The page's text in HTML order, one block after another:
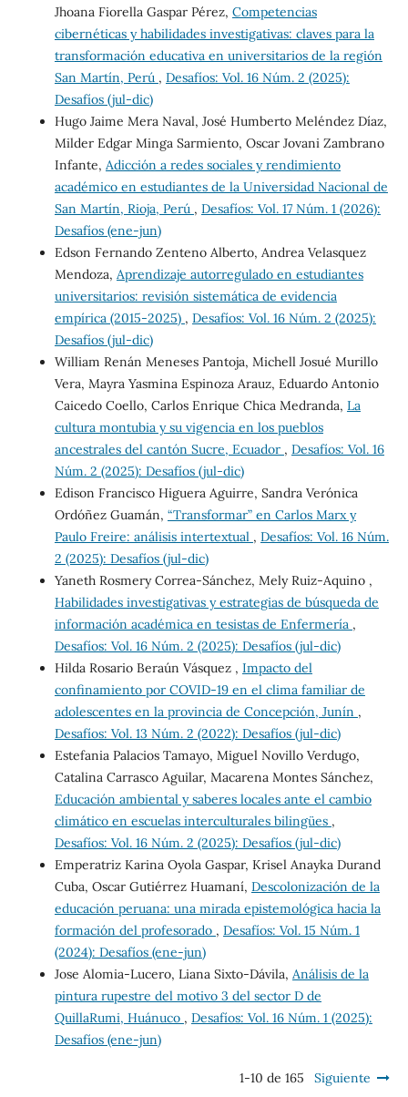
Jhoana Fiorella Gaspar Pérez, Competencias
cibernéticas y habilidades investigativas: claves para la
transformación educativa en universitarios de la región
San Martín, Perú , Desafíos: Vol. 16 Núm. 2 (2025):
Desafíos (jul-dic)
Hugo Jaime Mera Naval, José Humberto Meléndez Díaz,
Milder Edgar Minga Sarmiento, Oscar Jovani Zambrano
Infante, Adicción a redes sociales y rendimiento
académico en estudiantes de la Universidad Nacional de
San Martín, Rioja, Perú , Desafíos: Vol. 17 Núm. 1 (2026):
Desafíos (ene-jun)
Edson Fernando Zenteno Alberto, Andrea Velasquez
Mendoza, Aprendizaje autorregulado en estudiantes
universitarios: revisión sistemática de evidencia
empírica (2015-2025) , Desafíos: Vol. 16 Núm. 2 (2025):
Desafíos (jul-dic)
William Renán Meneses Pantoja, Michell Josué Murillo
Vera, Mayra Yasmina Espinoza Arauz, Eduardo Antonio
Caicedo Coello, Carlos Enrique Chica Medranda, La
cultura montubia y su vigencia en los pueblos
ancestrales del cantón Sucre, Ecuador , Desafíos: Vol. 16
Núm. 2 (2025): Desafíos (jul-dic)
Edison Francisco Higuera Aguirre, Sandra Verónica
Ordóñez Guamán, “Transformar” en Carlos Marx y
Paulo Freire: análisis intertextual , Desafíos: Vol. 16 Núm.
2 (2025): Desafíos (jul-dic)
Yaneth Rosmery Correa-Sánchez, Mely Ruiz-Aquino ,
Habilidades investigativas y estrategias de búsqueda de
información académica en tesistas de Enfermería ,
Desafíos: Vol. 16 Núm. 2 (2025): Desafíos (jul-dic)
Hilda Rosario Beraún Vásquez , Impacto del
confinamiento por COVID-19 en el clima familiar de
adolescentes en la provincia de Concepción, Junín ,
Desafíos: Vol. 13 Núm. 2 (2022): Desafíos (jul-dic)
Estefania Palacios Tamayo, Miguel Novillo Verdugo,
Catalina Carrasco Aguilar, Macarena Montes Sánchez,
Educación ambiental y saberes locales ante el cambio
climático en escuelas interculturales bilingües ,
Desafíos: Vol. 16 Núm. 2 (2025): Desafíos (jul-dic)
Emperatriz Karina Oyola Gaspar, Krisel Anayka Durand
Cuba, Oscar Gutiérrez Huamaní, Descolonización de la
educación peruana: una mirada epistemológica hacia la
formación del profesorado , Desafíos: Vol. 15 Núm. 1
(2024): Desafíos (ene-jun)
Jose Alomia-Lucero, Liana Sixto-Dávila, Análisis de la
pintura rupestre del motivo 3 del sector D de
QuillaRumi, Huánuco , Desafíos: Vol. 16 Núm. 1 (2025):
Desafíos (ene-jun)
1-10 de 165 Siguiente